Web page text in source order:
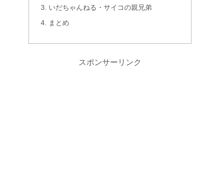
いだちゃんねる・サイコの親兄弟
まとめ
スポンサーリンク